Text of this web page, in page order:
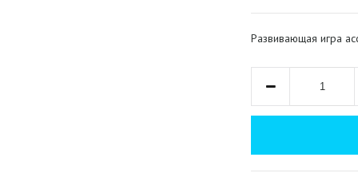
Развивающая игра